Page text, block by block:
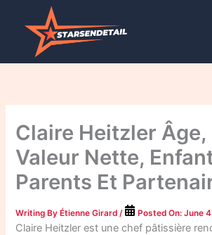
Claire Heitzler Âge,
Valeur Nette,
Parents Et
Writing ByÉtienne Girard / Posted On:June
Claire Heitzler est une chef pâtissière